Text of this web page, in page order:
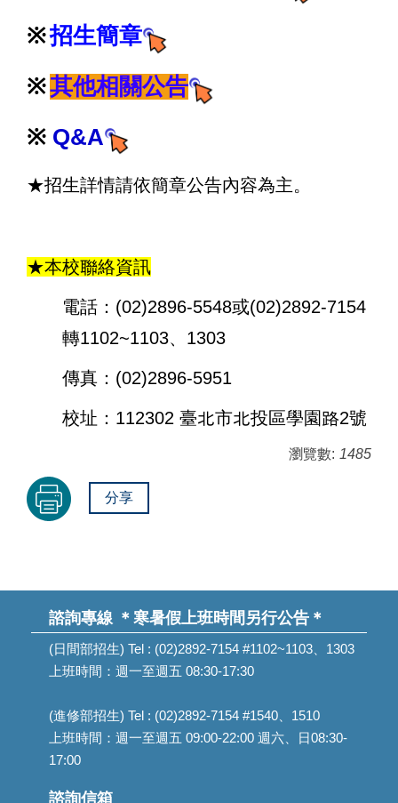
※招生簡章
※其他相關公告
※ Q&A
★招生詳情請依簡章公告內容為主。
★本校聯絡資訊
電話：(02)2896-5548或(02)2892-7154
轉1102~1103、1303
傳真：(02)2896-5951
校址：112302 臺北市北投區學園路2號
瀏覽數: 1485
分享
諮詢專線 ＊寒暑假上班時間另行公告＊
(日間部招生) Tel : (02)2892-7154 #1102~1103、1303
上班時間：週一至週五 08:30-17:30
(進修部招生) Tel : (02)2892-7154 #1540、1510
上班時間：週一至週五 09:00-22:00 週六、日08:30-
17:00
諮詢信箱